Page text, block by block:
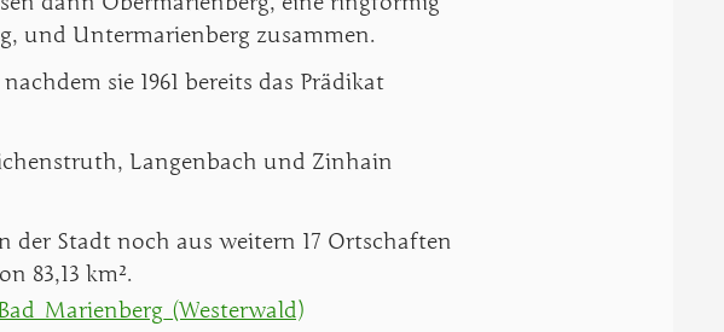
und Untermarienberg zusammen.
sie 1961 bereits das Prädikat
Langenbach und Zinhain
der Stadt noch aus weitern 17 Ortschaften
83,13 km².